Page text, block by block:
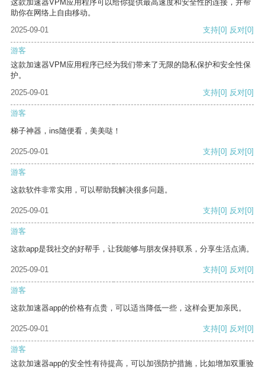
这款加速器VPM应用程序可以给你提供最高速度和安全性的连接，并帮
助你在网络上自由移动。
2025-09-01
支持[0] 反对[0]
游客
这款加速器VPM应用程序已经为我们带来了无限的隐私保护和安全性保
护。
2025-09-01
支持[0] 反对[0]
游客
梯子神器，ins随便看，美美哒！
2025-09-01 支持[0] 反对[0]
游客
这款软件非常实用，可以帮助我解决很多问题。
2025-09-01 支持[0] 反对[0]
游客
这款app是我社交的好帮手，让我能够与朋友保持联系，分享生活点滴。
2025-09-01 支持[0] 反对[0]
游客
这款加速器app的价格有点贵，可以适当降低一些，这样会更加亲民。
2025-09-01 支持[0] 反对[0]
游客
这款加速器app的安全性有待提高，可以加强防护措施，比如增加双重验